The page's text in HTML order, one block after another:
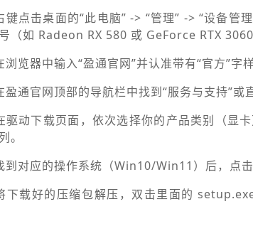
键点击桌面的“此电脑” -> “管理” -> “设备管
（如 Radeon RX 580 或 GeForce RTX 3060
浏览器中输入“盈通官网”并认准带有“官方”字
盈通官网顶部的导航栏中找到“服务与支持”或
驱动下载页面，依次选择你的产品类别（显
。
到对应的操作系统（Win10/Win11）后，点击
下载好的压缩包解压，双击里面的